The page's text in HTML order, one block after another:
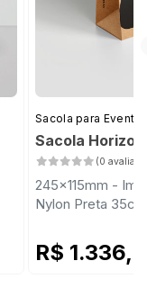
Sacola para Evento
Sacola
(0
245x115mm -
Nylon Preta
R$